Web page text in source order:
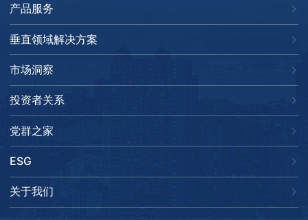
产品服务
垂直领域解决方案
市场洞察
投资者关系
党群之家
ESG
关于我们